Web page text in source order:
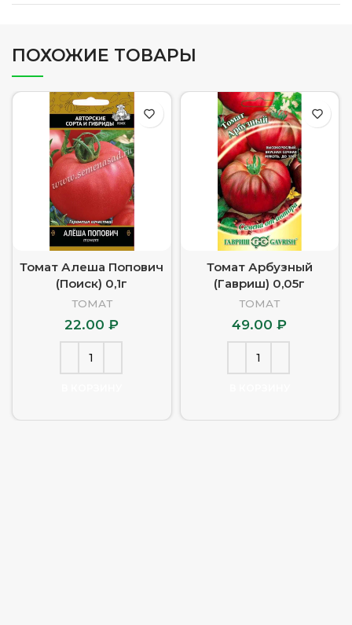
ПОХОЖИЕ ТОВАРЫ
Томат Алеша Попович
(Поиск) 0,1г
ТОМАТ
22.00₽
Томат Арбузный
(Гавриш) 0,05г
ТОМАТ
49.00₽